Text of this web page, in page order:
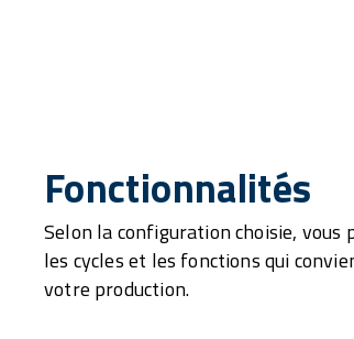
Fonctionnalités
Selon la configuration choisie, vous
les cycles et les fonctions qui
votre production.